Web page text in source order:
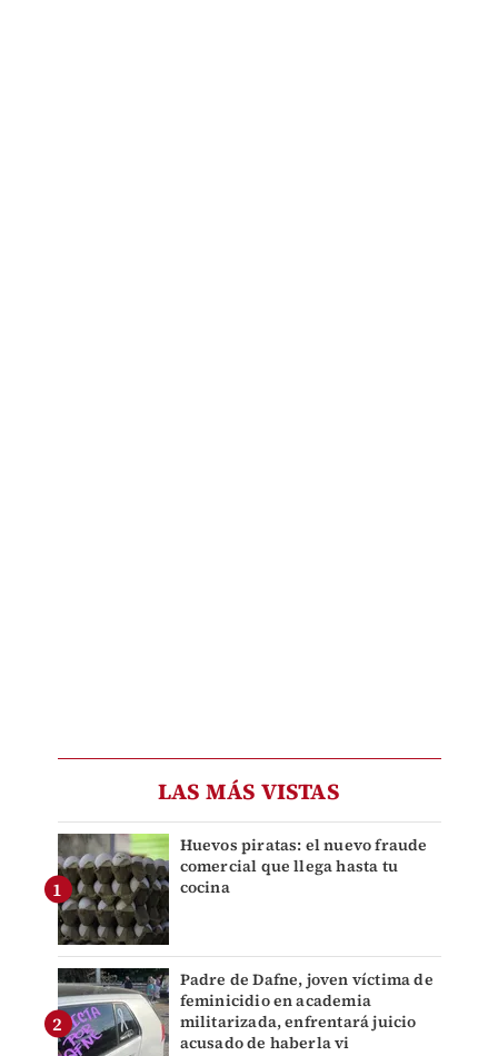
LAS MÁS VISTAS
Huevos piratas: el nuevo fraude
comercial que llega hasta tu
cocina
Padre de Dafne, joven víctima de
feminicidio en academia
militarizada, enfrentará juicio
acusado de haberla vi